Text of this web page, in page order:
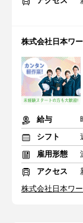
株式会社日本ワ
給与
シフト
雇用形態
アクセス
株式会社日本ワ